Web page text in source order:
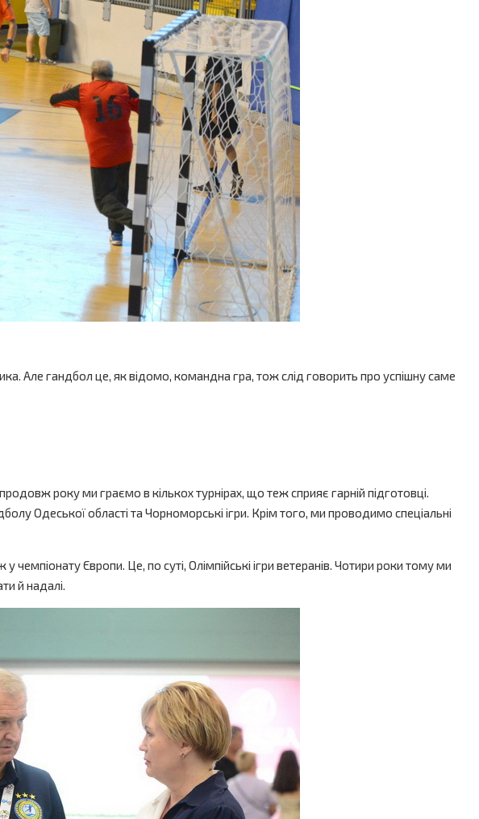
Але гандбол це, як відомо, командна гра, тож слід говорить про успішну саме
року ми граємо в кількох турнірах, що теж сприяє гарній підготовці.
Одеської області та Чорноморські ігри. Крім того, ми проводимо спеціальні
Європи. Це, по суті, Олімпійські ігри ветеранів. Чотири роки тому ми
й надалі.